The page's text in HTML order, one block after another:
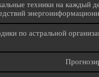
техники на каждый
по астральной